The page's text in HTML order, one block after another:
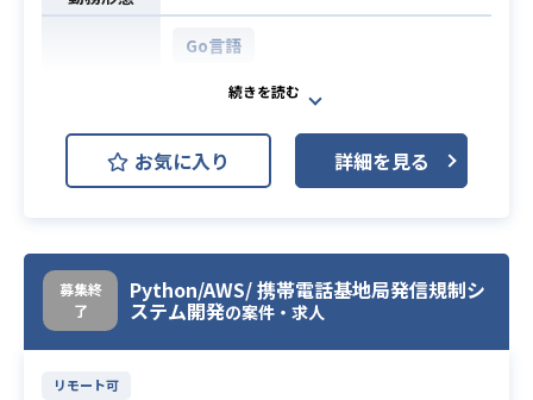
開発のバランス感覚の優れた方に、
参画いただきたいと思っておりま
チームのモチベーションを向上さ
せ、チーム全体の能力の向上に貢献
したい、というマインドをお持ちの
方ですと、
思っております。
【具体的な業務内容】
・Webアプリケーションの開発
・既存機能の改善、新規機能の開発
有料機能としては、2021年8月に本
オンライン受付／2022年3月に予防
リマインダーをリリース。
0病院です。
現在は主に動物病院向け機能を拡充
プデートを随時行いつつ、新しい機
能開発にも取り組んでおり、
今後はユーザー向け機能のリニュー
開発環境
Go言語
AWS DynamoDB (Amazon Dynam
oDB)
AWS EC2 (Amazon EC2)
AWS ECS
AWS Lambda
JIRA
Slack
Terraform
Confluence
新規プロジェクトに参画し、サービ
お気に入り 詳細を見る
募集終
了
Python/AWS/ 携帯電話基地局発信規制シ
ステム開発の案件・求人
リモート可